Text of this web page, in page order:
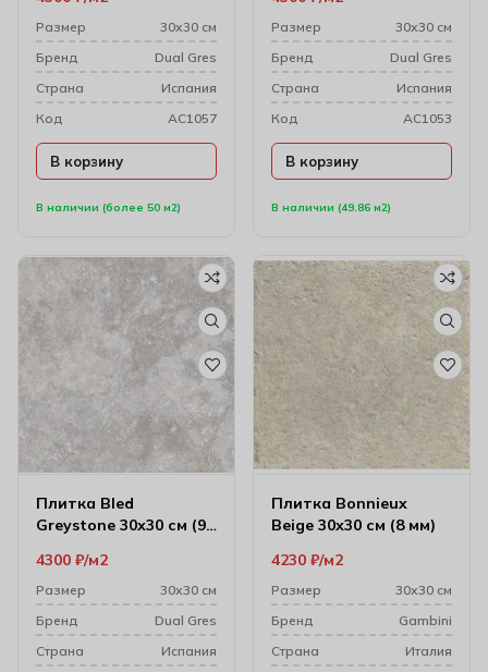
В наличии (более 50 м2)
Размер
30х30 см
Бренд
Dual Gres
Cтрана
Испания
Код
AC1057
В корзину
В наличии (49.86 м2)
Размер
30х30 см
Бренд
Dual Gres
Cтрана
Испания
Код
AC1053
В корзину
Плитка Bled
Greystone 30х30 см (9
4300 ₽ м2
Размер
30х30 см
Бренд
Dual Gres
Cтрана
Испания
Плитка Bonnieux
Beige 30х30 см (8 мм)
4230 ₽ м2
Размер
30х30 см
Бренд
Gambini
Cтрана
Италия